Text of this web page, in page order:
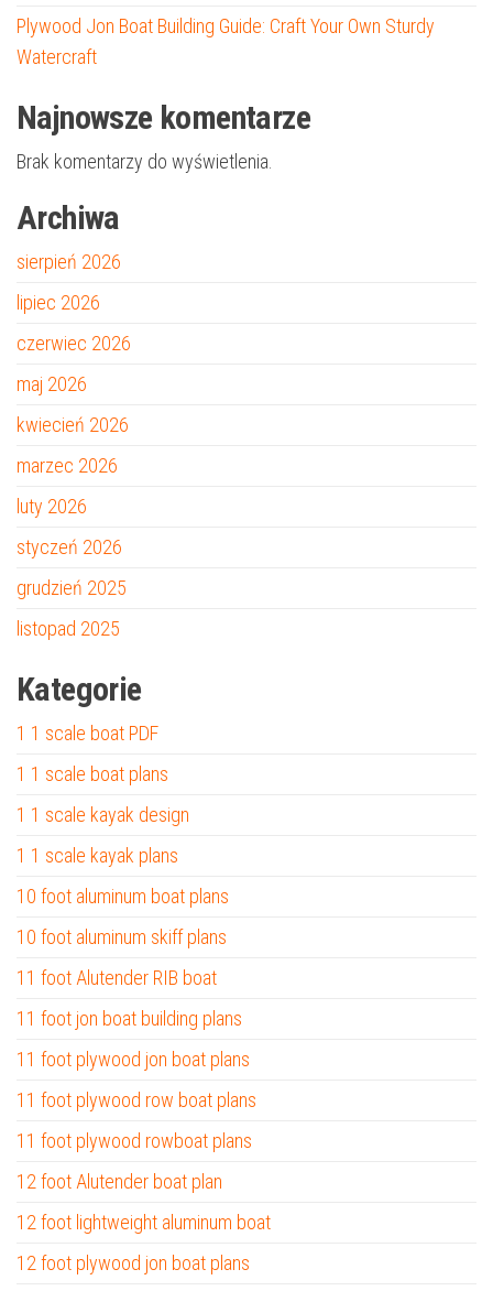
Plywood Jon Boat Building Guide: Craft Your Own Sturdy
Watercraft
Najnowsze komentarze
Brak komentarzy do wyświetlenia.
Archiwa
sierpień 2026
lipiec 2026
czerwiec 2026
maj 2026
kwiecień 2026
marzec 2026
luty 2026
styczeń 2026
grudzień 2025
listopad 2025
Kategorie
1 1 scale boat PDF
1 1 scale boat plans
1 1 scale kayak design
1 1 scale kayak plans
10 foot aluminum boat plans
10 foot aluminum skiff plans
11 foot Alutender RIB boat
11 foot jon boat building plans
11 foot plywood jon boat plans
11 foot plywood row boat plans
11 foot plywood rowboat plans
12 foot Alutender boat plan
12 foot lightweight aluminum boat
12 foot plywood jon boat plans